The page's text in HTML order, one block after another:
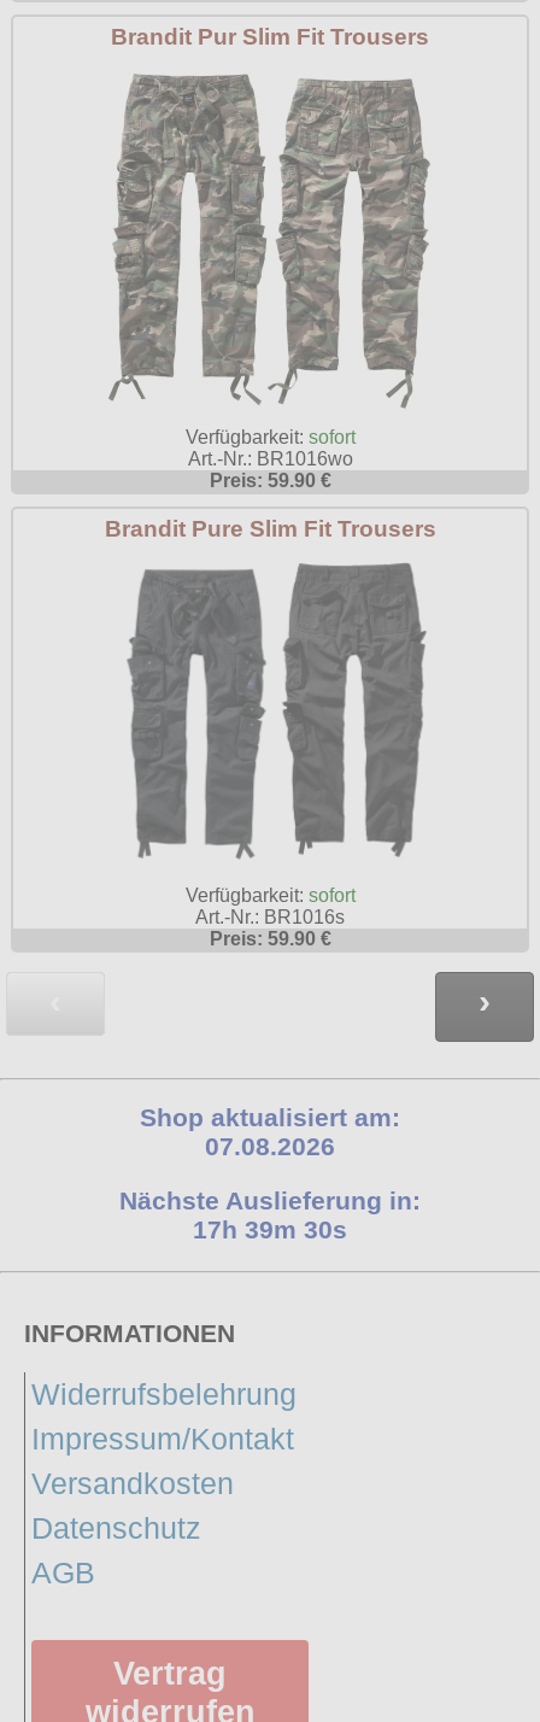
Brandit Pur Slim Fit Trousers
Verfügbarkeit: sofort
Art.-Nr.: BR1016wo
Preis: 59.90 €
Brandit Pure Slim Fit Trousers
Verfügbarkeit: sofort
Art.-Nr.: BR1016s
Preis: 59.90 €
›
Shop aktualisiert am:
07.08.2026
Nächste Auslieferung in:
17h 39m 29s
INFORMATIONEN
Widerrufsbelehrung
Impressum/Kontakt
Versandkosten
Datenschutz
AGB
Vertrag
widerrufen